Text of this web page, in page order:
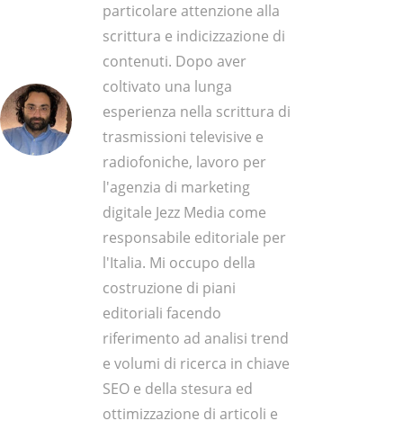
particolare attenzione alla
scrittura e indicizzazione di
contenuti. Dopo aver
coltivato una lunga
esperienza nella scrittura di
trasmissioni televisive e
radiofoniche, lavoro per
l'agenzia di marketing
digitale Jezz Media come
responsabile editoriale per
l'Italia. Mi occupo della
costruzione di piani
editoriali facendo
riferimento ad analisi trend
e volumi di ricerca in chiave
SEO e della stesura ed
ottimizzazione di articoli e